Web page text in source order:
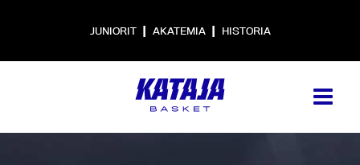
JUNIORIT | AKATEMIA | HISTORIA